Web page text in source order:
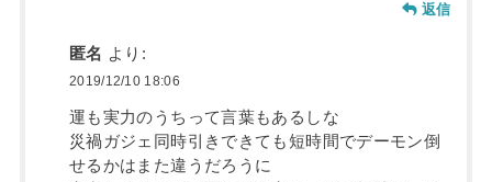
返信
匿名 より:
2019/12/10 18:06
運も実力のうちって言葉もあるしな
災禍ガジェ同時引きできても短時間でデーモン倒
せるかはまた違うだろうに